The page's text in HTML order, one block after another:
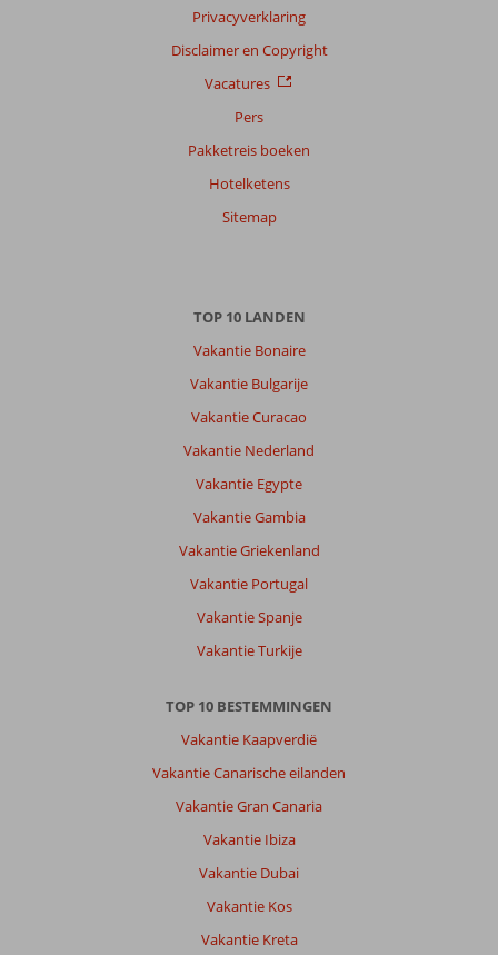
Privacyverklaring
Disclaimer en Copyright
Vacatures
Pers
Pakketreis boeken
Hotelketens
Sitemap
TOP 10 LANDEN
Vakantie Bonaire
Vakantie Bulgarije
Vakantie Curacao
Vakantie Nederland
Vakantie Egypte
Vakantie Gambia
Vakantie Griekenland
Vakantie Portugal
Vakantie Spanje
Vakantie Turkije
TOP 10 BESTEMMINGEN
Vakantie Kaapverdië
Vakantie Canarische eilanden
Vakantie Gran Canaria
Vakantie Ibiza
Vakantie Dubai
Vakantie Kos
Vakantie Kreta